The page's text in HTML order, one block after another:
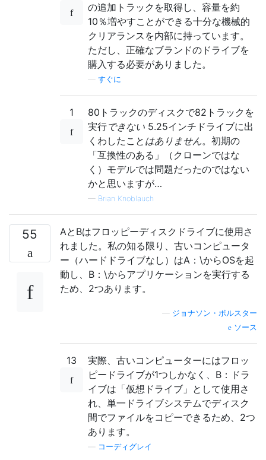
の追加トラックを取得し、容量を約
10％増やすことができる十分な機械的
クリアランスを内部に持っています。
ただし、正確なブランドのドライブを
購入する必要がありました。
すぐに
1
80トラックのディスクで82トラックを
実行できない 5.25インチドライブに出
くわしたこと はありません。初期の
「互換性のある」（クローンではな
く）モデルでは問題だったのではない
かと思いますが…
— Brian Knoblauch
55
AとBはフロッピーディスクドライブに使用さ
れました。私の知る限り、古いコンピュータ
ー（ハードドライブなし）はA：\からOSを起
動し、B：\からアプリケーションを実行する
ため、2つあります。
ジョナソン・ボルスター
ソース
13
実際、古いコンピューターにはフロッ
ピードライブが1つしかなく、B：ドラ
イブは「仮想ドライブ」として使用さ
れ、単一ドライブシステムでディスク
間でファイルをコピーできるため、2つ
あります。
コーディグレイ